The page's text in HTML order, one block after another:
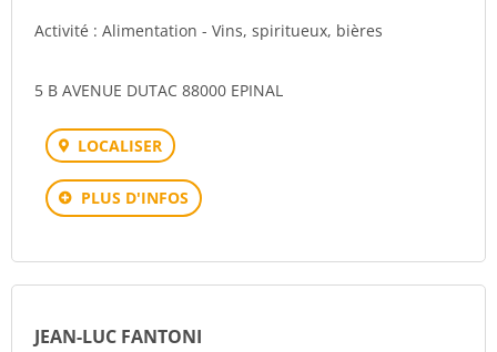
Activité : Alimentation - Vins, spiritueux, bières
5 B AVENUE DUTAC 88000 EPINAL
LOCALISER
PLUS D'INFOS
JEAN-LUC FANTONI